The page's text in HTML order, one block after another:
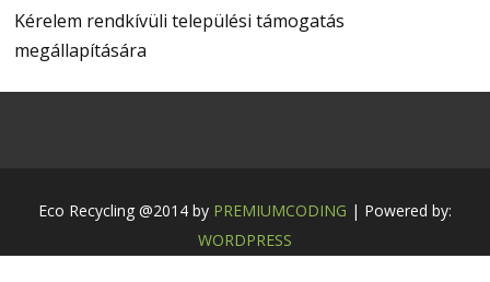
Kérelem rendkívüli települési támogatás
megállapítására
Eco Recycling @2014 by PREMIUMCODING | Powered by:
WORDPRESS